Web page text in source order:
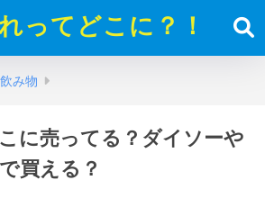
ってどこに？！
み物
に売ってる？ダイソーや
買える？